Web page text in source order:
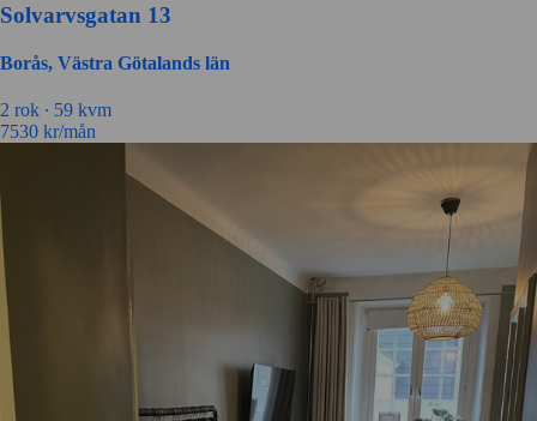
Solvarvsgatan 13
Borås, Västra Götalands län
2 rok ∙ 59 kvm
7530 kr/mån